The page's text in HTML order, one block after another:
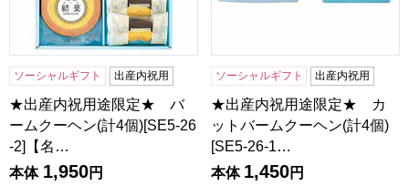
ソーシャルギフト 出産内祝用
★出産内祝用途限定★ バ
ームクーヘン(計4個)[SE5-26
-2]【名…
本体 1,950円
ソーシャルギフト 出産内祝用
★出産内祝用途限定★ カ
ットバームクーヘン(計4個)
[SE5-26-1…
本体 1,450円